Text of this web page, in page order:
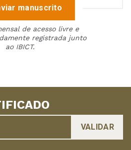
manuscrito
de acesso livre e
registrada junto
ao IBICT.